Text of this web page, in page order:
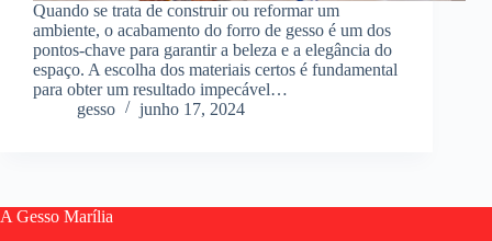
Quando se trata de construir ou reformar um
ambiente, o acabamento do forro de gesso é um dos
pontos-chave para garantir a beleza e a elegância do
espaço. A escolha dos materiais certos é fundamental
para obter um resultado impecável…
gesso
junho 17, 2024
A Gesso Marília